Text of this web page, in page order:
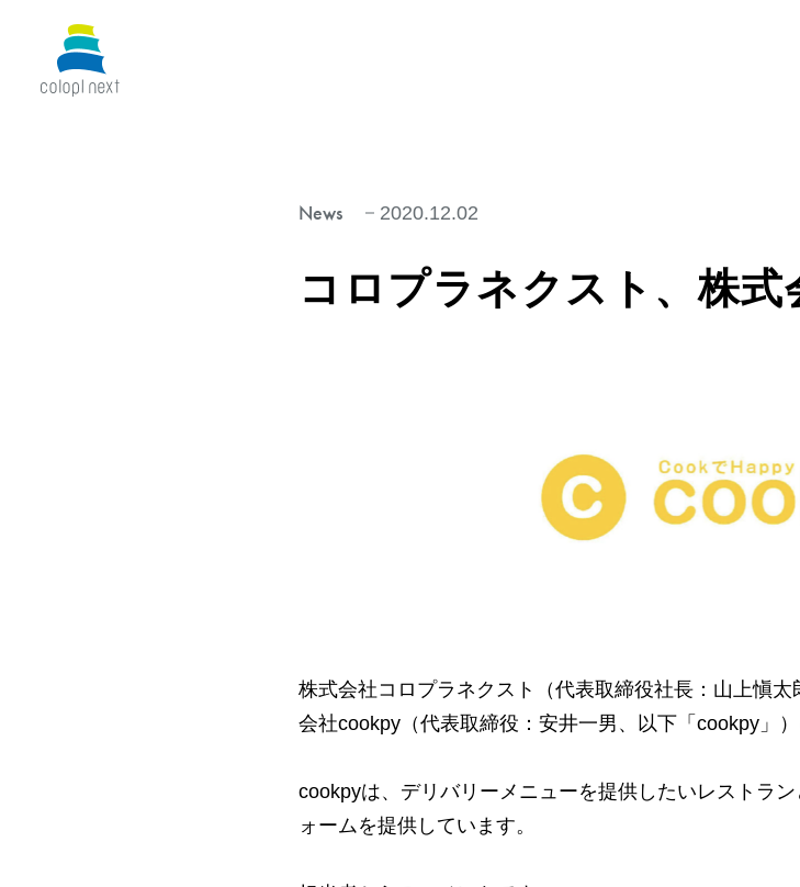
News 2020.12.02
コロプラネクスト、株
株式会社コロプラネクスト（代表取締役社長：山上愼
会社cookpy（代表取締役：安井一男、以下「cookpy」）
cookpyは、デリバリーメニューを提供したいレストラ
ォームを提供しています。